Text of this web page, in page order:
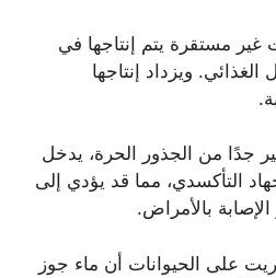
غير مستقرة يتم إنتاجها في
الغذائي. ويزداد إنتاجها
جدًا من الجذور الحرة، يدخل
التأكسدي، مما قد يؤدي إلى
بالأمراض.
على الحيوانات أن ماء جوز